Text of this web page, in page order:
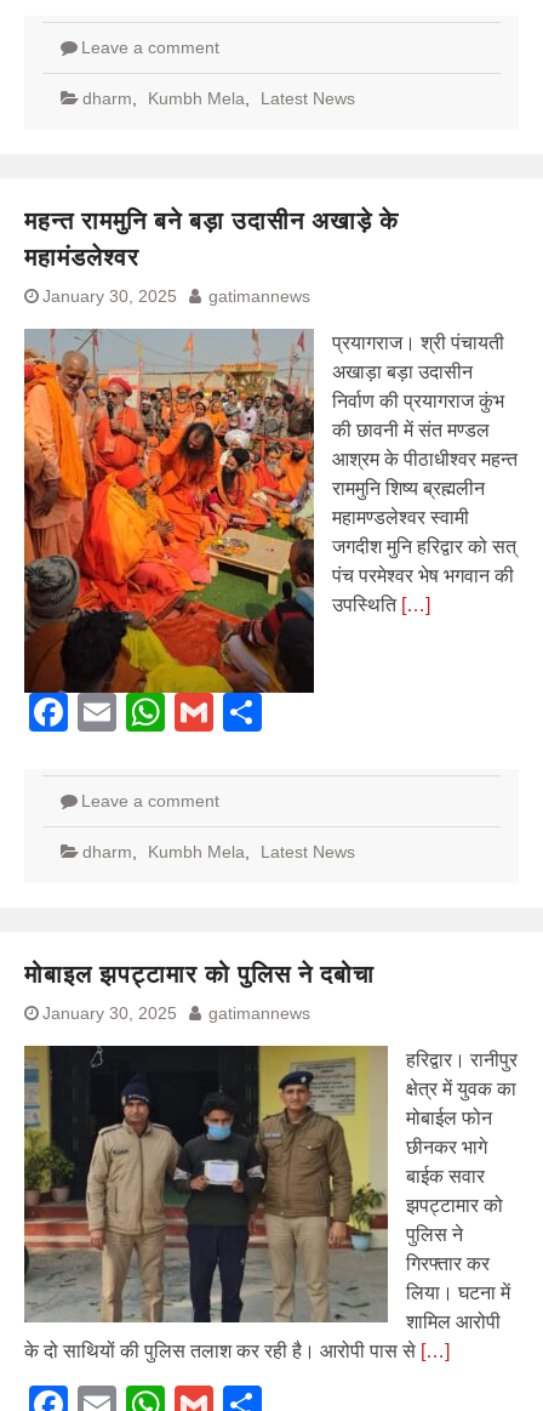
Leave a comment
dharm Kumbh Mela Latest News
महन्त राममुनि बने बड़ा उदासीन अखाड़े के
महामंडलेश्वर
January 30, 2025 gatimannews
प्रयागराज। श्री पंचायती
अखाड़ा बड़ा उदासीन
निर्वाण की प्रयागराज कुंभ
की छावनी में संत मण्डल
आश्रम के पीठाधीश्वर महन्त
राममुनि शिष्य ब्रह्मलीन
महामण्डलेश्वर स्वामी
जगदीश मुनि हरिद्वार को सत्
पंच परमेश्वर भेष भगवान की
उपस्थिति […]
Facebook
EmailWhatsApp
Gmail
Leave a comment
dharm Kumbh Mela Latest News
मोबाइल झपट्टामार को पुलिस ने दबोचा
January 30, 2025 gatimannews
हरिद्वार। रानीपुर
क्षेत्र में युवक का
मोबाईल फोन
छीनकर भागे
बाईक सवार
झपट्टामार को
पुलिस ने
गिरफ्तार कर
लिया। घटना में
शामिल आरोपी
के दो साथियों की पुलिस तलाश कर रही है। आरोपी पास से […]